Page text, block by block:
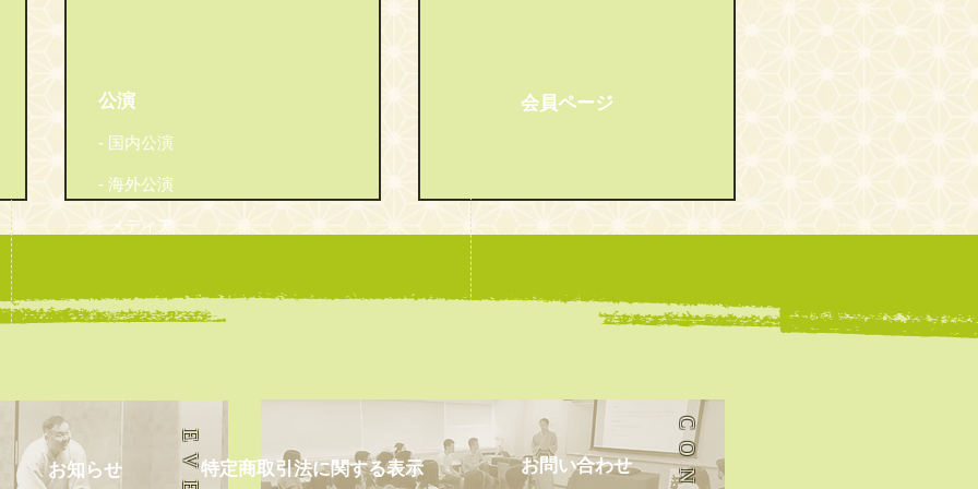
第22回 大江戸英語落語会 第21回 大江戸英語落語会
公演
- 国内公演
- 海外公演
- メディア
会員ページ
お知らせ 特定商取引法に関する表示 ​お問い合わせ